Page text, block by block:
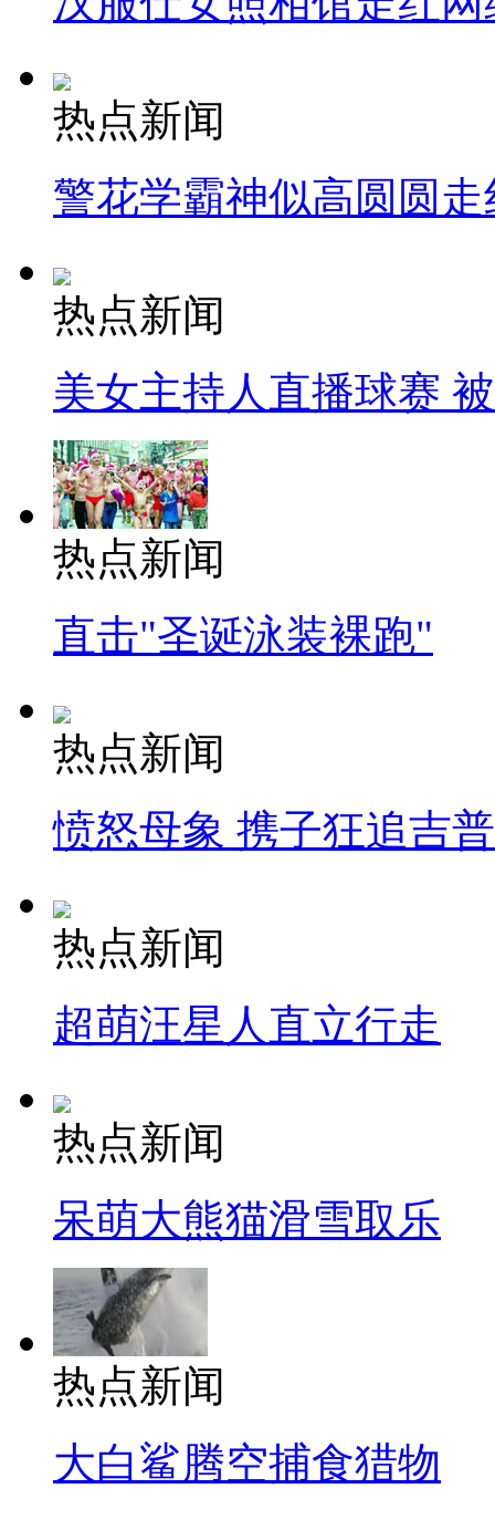
热点新闻
警花学霸神似高圆圆走
热点新闻
美女主持人直播球赛
热点新闻
直击"圣诞泳装裸跑"
热点新闻
愤怒母象 携子狂追吉
热点新闻
超萌汪星人直立行走
热点新闻
呆萌大熊猫滑雪取乐
热点新闻
大白鲨腾空捕食猎物